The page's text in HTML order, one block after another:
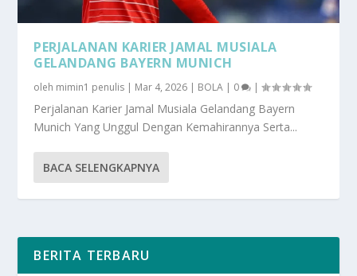
PERJALANAN KARIER JAMAL MUSIALA
GELANDANG BAYERN MUNICH
oleh mimin1 penulis | Mar 4, 2026 | BOLA | 0 |
Perjalanan Karier Jamal Musiala Gelandang Bayern
Munich Yang Unggul Dengan Kemahirannya Serta...
BACA SELENGKAPNYA
BERITA TERBARU